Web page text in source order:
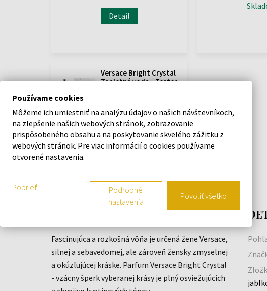
Detail
Versace Bright Crystal
Toaletná voda - Tester
Skladom Detail
41,50 € 44,00 €
Fascinujúca a rozkošná vôňa je určená žene Versace,
silnej a sebavedomej, ale zároveň žensky zmyselnej
a okúzľujúcej kráske. Parfum Versace Bright Crystal
- vzácny šperk vyberanej krásy je plný osviežujúcich
Používame cookies
Môžeme ich umiestniť na analýzu údajov o našich návštevníkoch,
na zlepšenie našich webových stránok, zobrazovanie
prispôsobeného obsahu a na poskytovanie skvelého zážitku z
webových stránok. Pre viac informácií o cookies používame
otvorené nastavenia.
Poprieť
Podrobné
nastavenia
Povoliť všetko